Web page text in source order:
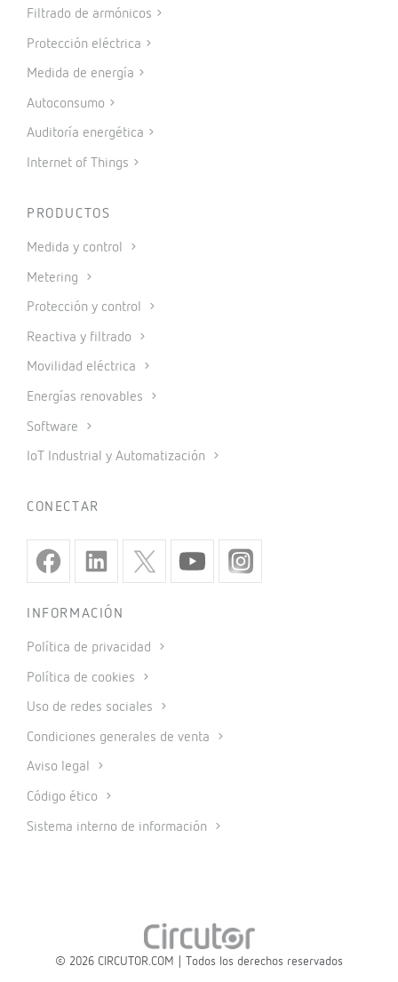
Filtrado de armónicos
Protección eléctrica
Medida de energía
Autoconsumo
Auditoría energética
Internet of Things
PRODUCTOS
Medida y control
Metering
Protección y control
Reactiva y filtrado
Movilidad eléctrica
Energías renovables
Software
IoT Industrial y Automatización
CONECTAR
INFORMACIÓN
Política de privacidad
Política de cookies
Uso de redes sociales
Condiciones generales de venta
Aviso legal
Código ético
Sistema interno de información
© 2026 CIRCUTOR.COM | Todos los derechos reservados